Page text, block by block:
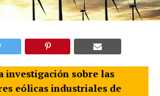
investigación sobre las
eólicas industriales de